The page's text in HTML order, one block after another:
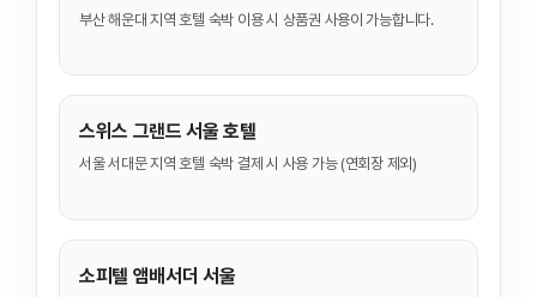
부산 해운대 지역 호텔 숙박 이용 시 상품권 사용이 가능합니다.
스위스 그랜드 서울 호텔
서울 서대문 지역 호텔 숙박 결제 시 사용 가능 (연회장 제외)
소피텔 앰배서더 서울